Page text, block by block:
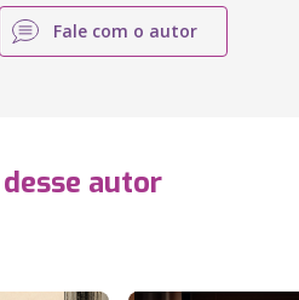
Fale com o autor
autor